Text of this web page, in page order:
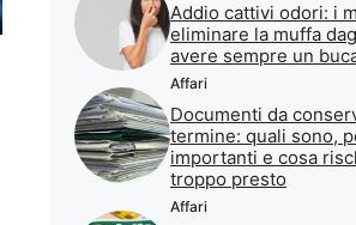
Addio cattivi odori: i
eliminare la muffa
avere sempre un
Affari
Documenti da
termine: quali sono,
importanti e cosa
troppo presto
Affari